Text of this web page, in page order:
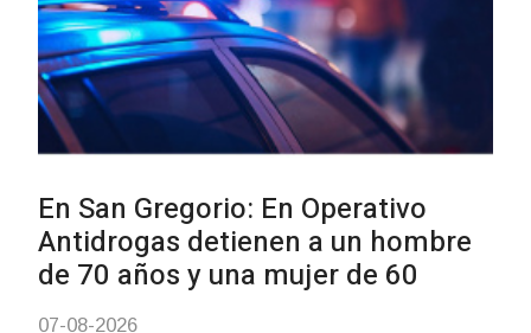
Facultad de Artes llega a
con dos cursos de formación